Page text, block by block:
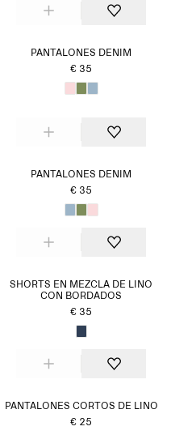
PANTALONES DENIM
€ 35
PANTALONES DENIM
€ 35
SHORTS EN MEZCLA DE LINO
CON BORDADOS
€ 35
PANTALONES CORTOS DE LINO
€ 25